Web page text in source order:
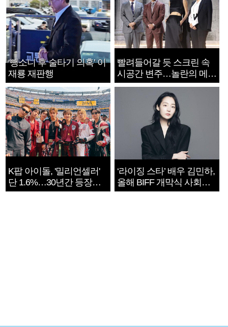
‘뺑소니 후 술타기 의혹’ 이
재룡 재판행
빨려들어갈 듯 스크린 속
시공간 변주…놀란의 메시
지는 ‘전쟁 속죄’
K팝 아이돌, '밀리언셀러'
단 1.6%…30년간 등장
1182개팀 전수조사
‘라이징 스타’ 배우 김민하,
올해 BIFF 개막식 사회자
확정